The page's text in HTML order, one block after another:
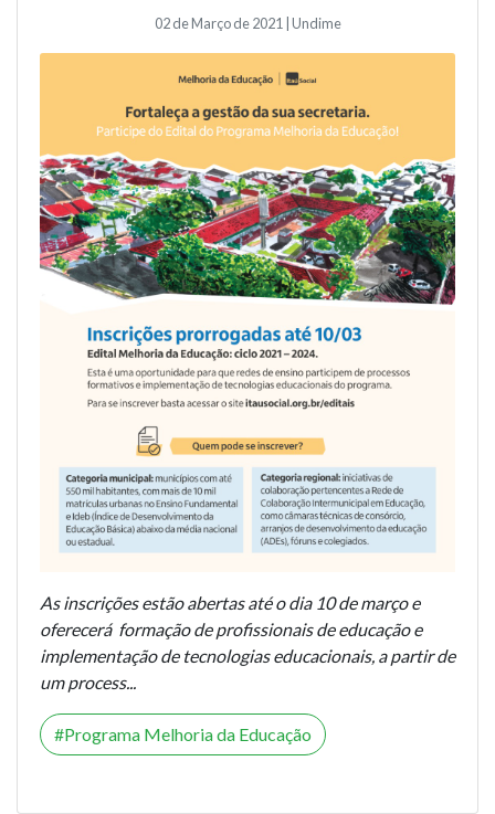
02 de Março de 2021 | Undime
As inscrições estão abertas até o dia 10 de março e
oferecerá formação de profissionais de educação e
implementação de tecnologias educacionais, a partir de
um process...
Programa Melhoria da Educação